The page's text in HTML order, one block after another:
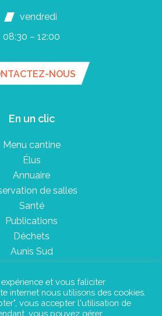
vendredi
08:30 – 12:00
NOUS
En un clic
Menu cantine
Élus
Annuaire
de salles
Santé
Publications
Déchets
Aunis Sud
Plan du site
et vous faliciter
internet nous utilisons des cookies.
vous accepter l'utilisation de
vous pouvez gérer